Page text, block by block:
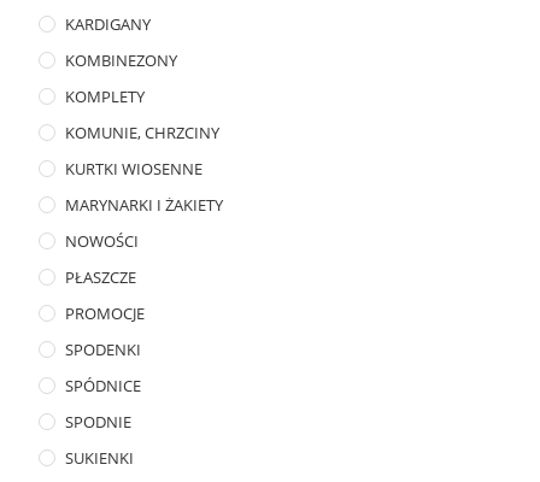
KARDIGANY
KOMBINEZONY
KOMPLETY
KOMUNIE, CHRZCINY
KURTKI WIOSENNE
MARYNARKI I ŻAKIETY
NOWOŚCI
PŁASZCZE
PROMOCJE
SPODENKI
SPÓDNICE
SPODNIE
SUKIENKI